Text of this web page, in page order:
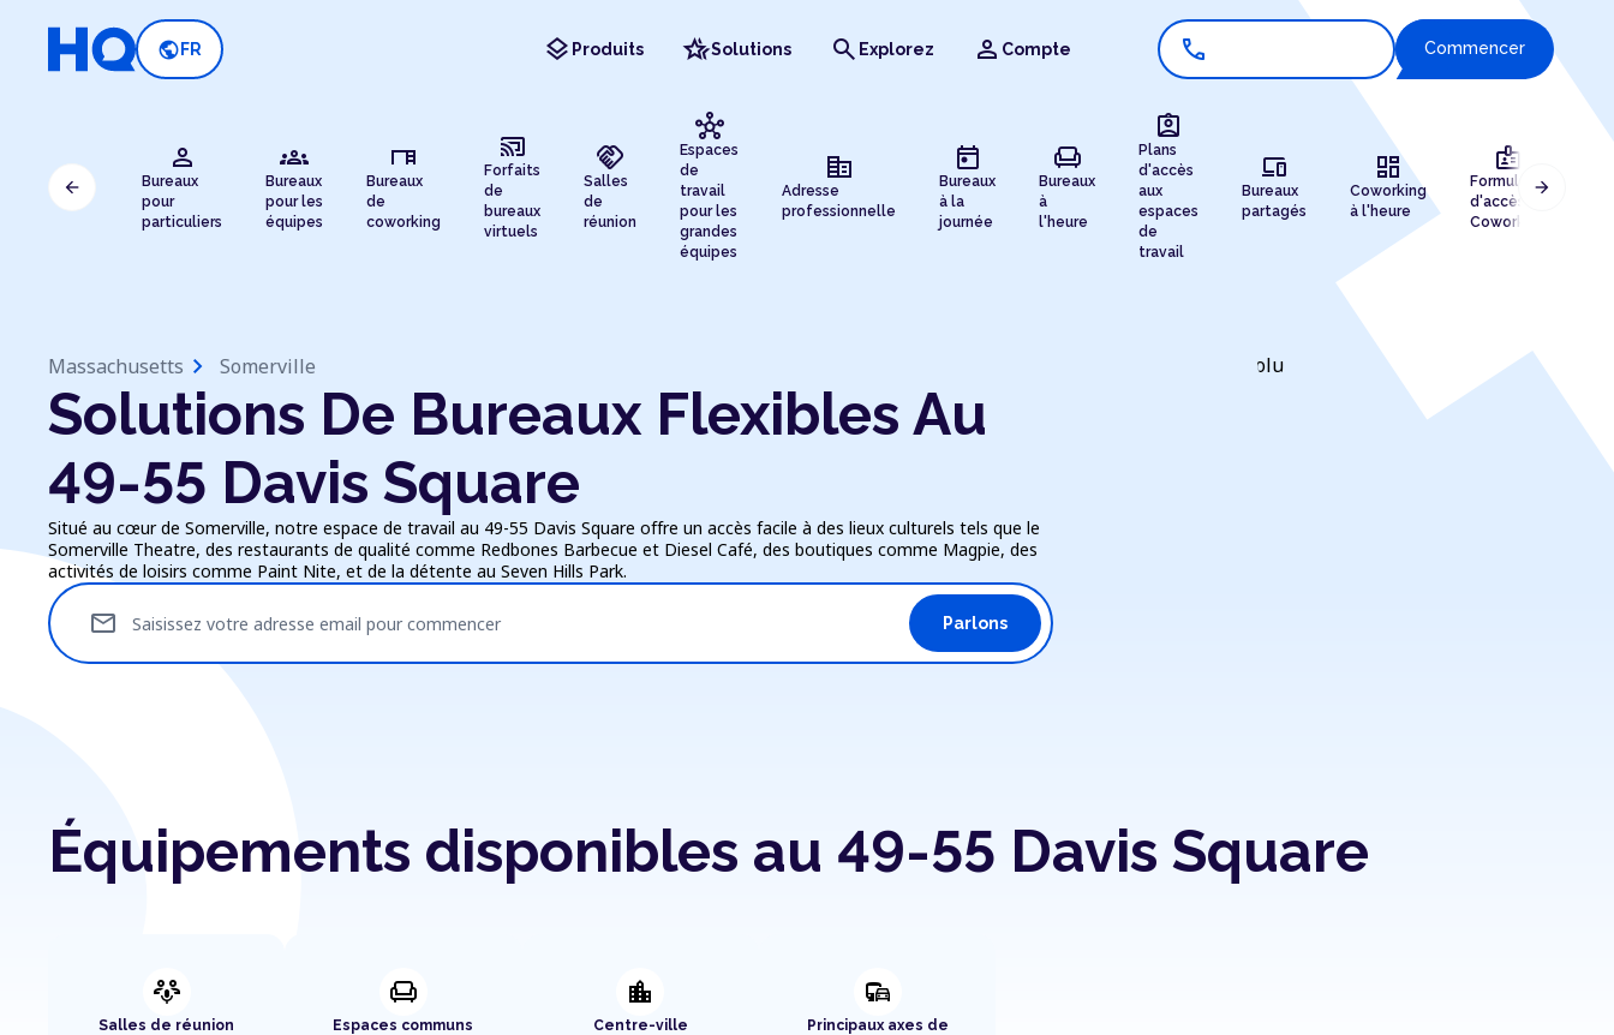
public FR layers Produits hotel_classSolutions search Explorez person Compte call Commencer
person
Bureaux
pour
particuliers
groups
Bureaux
pour les
équipes
desk
Bureaux
de
coworking
cast_connected
Forfaits
de
bureaux
virtuels
handshake
Salles
de
réunion
hub
Espaces
de
travail
pour les
grandes
équipes
corporate_fare
Adresse
professionnelle
today
Bureaux
à la
journée
chair
Bureaux
à
l'heure
assignment_ind
Plans
d'accès
aux
espaces
de
travail
devices
Bureaux
partagés
dashboard
Coworking
à l'heure
badge
Formules
d'accès au
Coworking
arrow_back arrow_forward
Massachusetts chevron_right Somerville
Solutions De Bureaux Flexibles Au
49-55 Davis Square
Situé au cœur de Somerville, notre espace de travail au 49-55 Davis Square offre un accès facile à des lieux culturels tels que le
Somerville Theatre, des restaurants de qualité comme Redbones Barbecue et Diesel Café, des boutiques comme Magpie, des
activités de loisirs comme Paint Nite, et de la détente au Seven Hills Park.
Saisissez votre adresse email pour commencer
mail Parlons
Équipements disponibles au 49-55 Davis Square
adaptive_audio_mic
Salles de réunion
chair
Espaces communs
location_city
Centre-ville
commute
Principaux axes de